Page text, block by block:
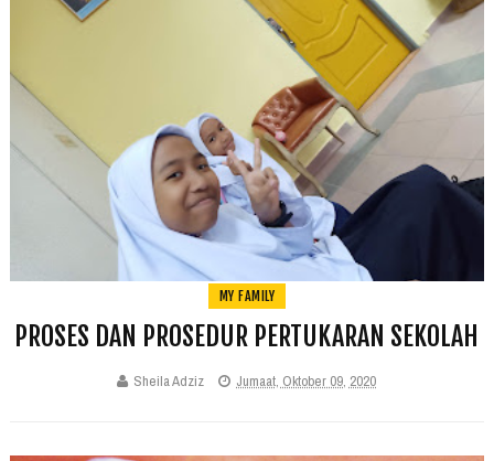
MY FAMILY
PROSES DAN PROSEDUR PERTUKARAN SEKOLAH
Sheila Adziz Jumaat, Oktober 09, 2020